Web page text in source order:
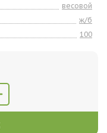
весовой
ж/б
100